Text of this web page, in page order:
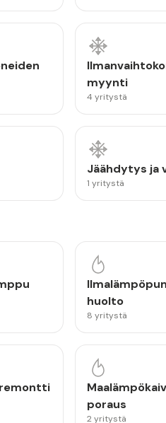
myynti
4 yritystä
Jäähdytys ja
1 yritystä
huolto
8 yritystä
poraus
2 yritystä